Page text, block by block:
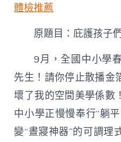
體檢推薦
原題目：庇護孩子
9月，全國中小學
先生！請你停止散播金
壞了我的空間美學係數
中小學正慢慢奉行“躺
變“晝寢神器”的可調理